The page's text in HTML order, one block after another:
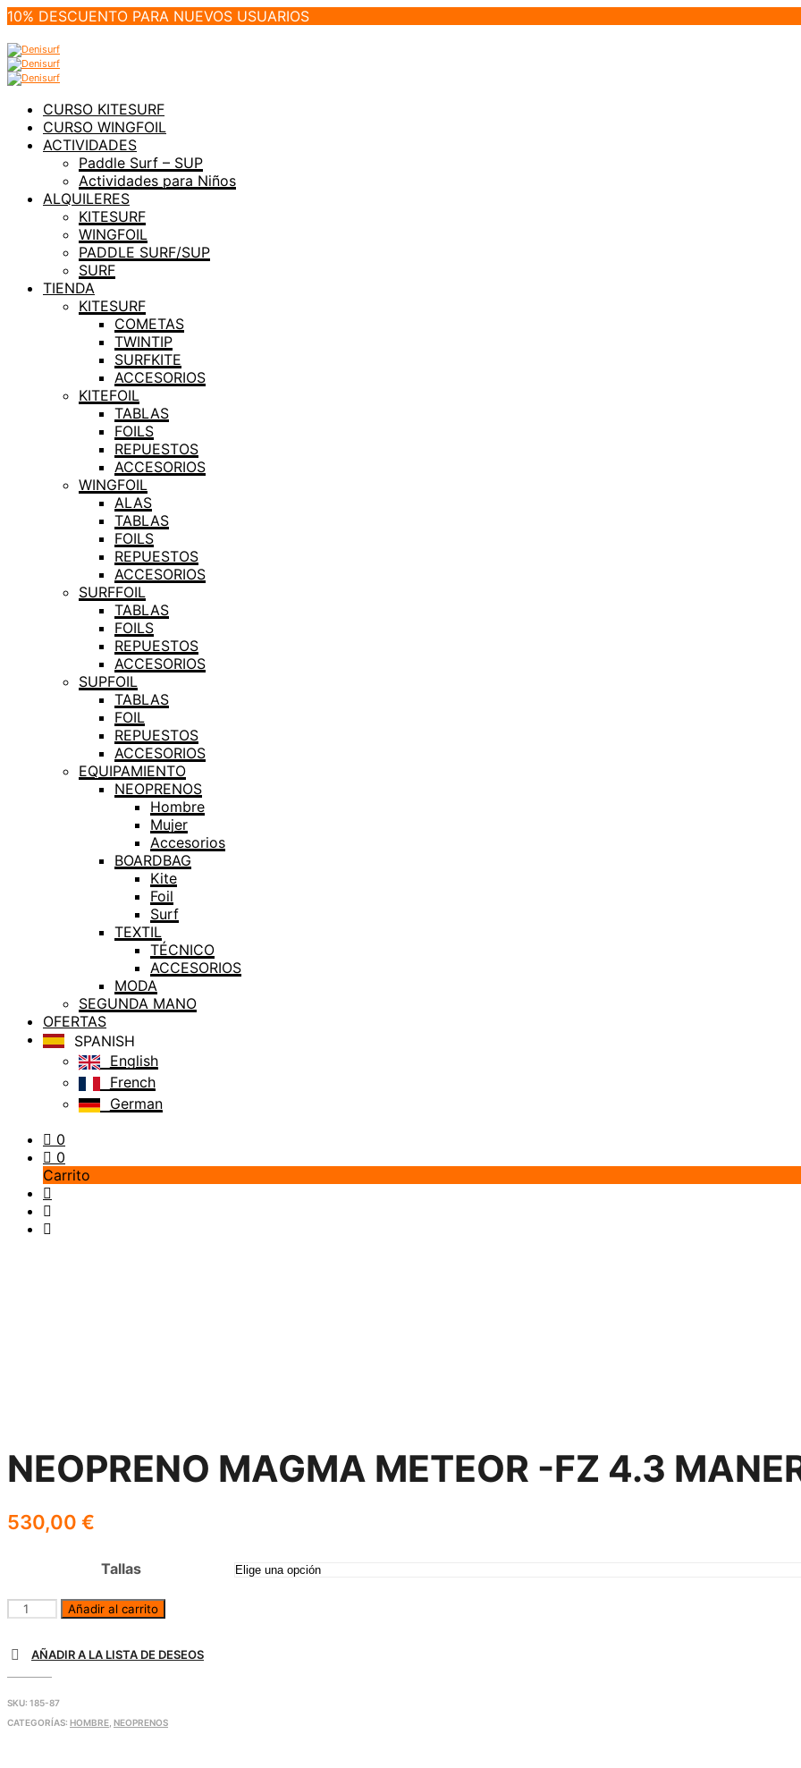
10% DESCUENTO PARA NUEVOS USUARIOS
CURSO KITESURF
CURSO WINGFOIL
ACTIVIDADES
Paddle Surf – SUP
Actividades para Niños
ALQUILERES
KITESURF
WINGFOIL
PADDLE SURF/SUP
SURF
TIENDA
KITESURF
COMETAS
TWINTIP
SURFKITE
ACCESORIOS
KITEFOIL
TABLAS
FOILS
REPUESTOS
ACCESORIOS
WINGFOIL
ALAS
TABLAS
FOILS
REPUESTOS
ACCESORIOS
SURFFOIL
TABLAS
FOILS
REPUESTOS
ACCESORIOS
SUPFOIL
TABLAS
FOIL
REPUESTOS
ACCESORIOS
EQUIPAMIENTO
NEOPRENOS
Hombre
Mujer
Accesorios
BOARDBAG
Kite
Foil
Surf
TEXTIL
TÉCNICO
ACCESORIOS
MODA
SEGUNDA MANO
OFERTAS
SPANISH
English
French
German
0
0
Carrito
NEOPRENO MAGMA METEOR -FZ 4.3
530,00 €
Tallas
Añadir al carrito
AÑADIR A LA LISTA DE DESEOS
SKU: 185-87
CATEGORÍAS: HOMBRE NEOPRENOS